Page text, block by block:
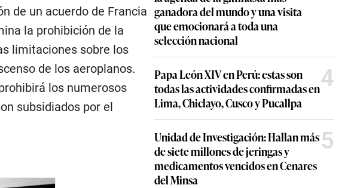
de un acuerdo de Francia
la prohibición de la
limitaciones sobre los
de los aeroplanos.
los numerosos
subsidiados por el
ganadora del mundo y una visita
que emocionará a toda una
selección nacional
Papa León XIV en Perú: estas son
todas las actividades confirmadas en
Lima, Chiclayo, Cusco y Pucallpa
4
Unidad de Investigación: Hallan más
de siete millones de jeringas y
medicamentos vencidos en Cenares
del Minsa
5